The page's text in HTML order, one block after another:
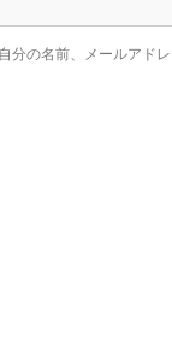
分の名前、メールアド